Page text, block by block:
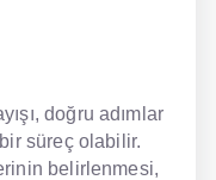
doğru adımlar
süreç olabilir.
belirlenmesi,